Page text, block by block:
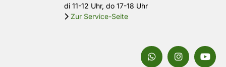
di 11-12 Uhr, do 17-18 Uhr
 Zur Service-Seite